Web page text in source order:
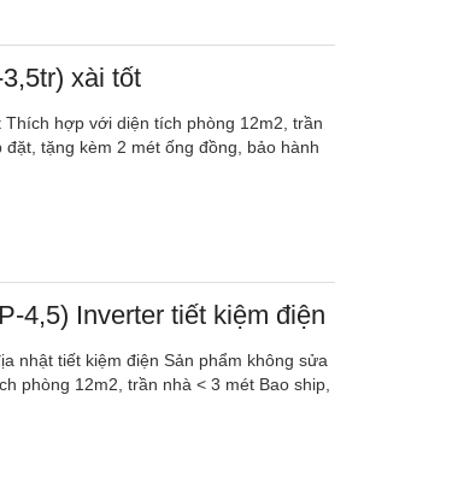
xài tốt
hợp với diện tích phòng 12m2, trần
tặng kèm 2 mét ống đồng, bảo hành
4,5) Inverter tiết kiệm điện
nhật tiết kiệm điện Sản phẩm không sửa
phòng 12m2, trần nhà < 3 mét Bao ship,